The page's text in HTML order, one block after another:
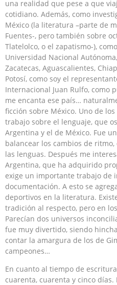
una realidad que pese a que
cotidiano. Además, como
México (la literatura –parte de
Fuentes-, pero también sobre
Tlatelolco, o el zapatismo-),
Universidad Nacional
Zacatecas, Aguascalientes,
Potosí, como soy el
Internacional Juan Rulfo, como
me encanta ese país…
ficción sobre México. Uno de
trabajo sobre el lenguaje, que
Argentina y el de México. Fue
balancear los cambios de
las lenguas. Después me
Argentina, que ha adquirido
exige un importante trabajo de
documentación. A esto se
deportivos en la literatura.
tradición al respecto, pero en
Parecían dos universos
fue muy divertido, siendo
contar la amargura de los de
campeones…
En cuanto al tiempo de
cuarenta, cuarenta y cinco